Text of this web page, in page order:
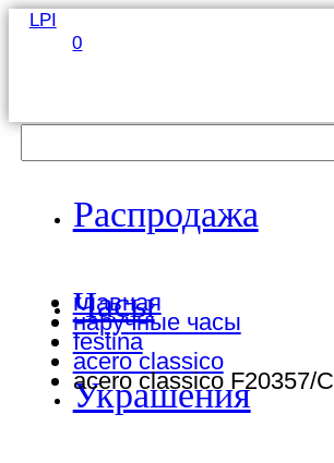
LPI
0
Распродажа
Часы
Украшения
главная
наручные часы
festina
acero classico
acero classico F20357/C